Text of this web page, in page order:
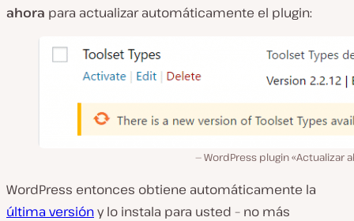
ahora para actualizar automáticamente el plugin:
WordPress plugin «Actualizar
WordPress entonces obtiene automáticamente la
última versióny lo instala para usted – no más